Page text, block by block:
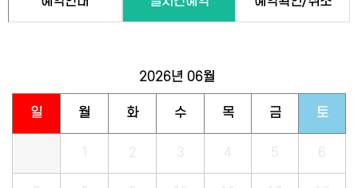
2026년 06월
일 월 화 수 목 금 토
1 2 3 4 5 6